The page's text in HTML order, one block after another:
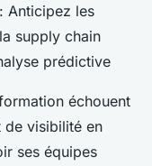
: Anticipez les
supply chain
prédictive
échouent
de visibilité en
ses équipes